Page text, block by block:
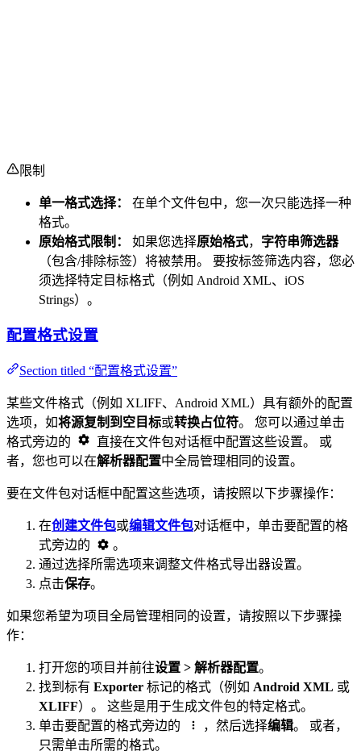
限制
单一格式选择：
在单个文件包中，您一次只能选择一种
格式。
原始格式限制：
如果您选择原始格式， 字符串筛选器
（包含/排除标签）将被禁用。 要按标签筛选内容，您必
须选择特定目标格式（例如 Android XML、iOS
Strings）。
配置格式设置
Section titled “配置格式设置”
某些文件格式（例如 XLIFF、Android XML）具有额外的配置
选项，如将源复制到空目标或转换占位符。 您可以通过单击
格式旁边的
直接在文件包对话框中配置这些设置。 或
者，您也可以在解析器配置中全局管理相同的设置。
要在文件包对话框中配置这些选项，请按照以下步骤操作：
在创建文件包或编辑文件包对话框中，单击要配置的格
式旁边的
。
通过选择所需选项来调整文件格式导出器设置。
点击保存。
如果您希望为项目全局管理相同的设置，请按照以下步骤操
作：
打开您的项目并前往设置 > 解析器配置。
找到标有 Exporter 标记的格式（例如 Android XML 或
XLIFF）。 这些是用于生成文件包的特定格式。
单击要配置的格式旁边的
，然后选择编辑。 或者，
只需单击所需的格式。